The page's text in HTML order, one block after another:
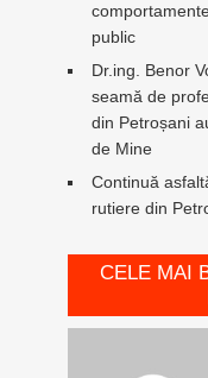
public
Dr.ing. Benor
seamă de
din Petroșani
de Mine
Continuă
rutiere din
CELE MAI